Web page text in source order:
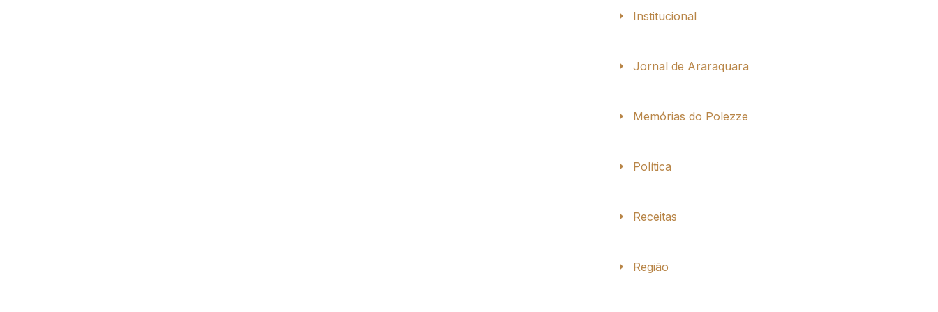
Institucional
Jornal de Araraquara
Memórias do Polezze
Política
Receitas
Região